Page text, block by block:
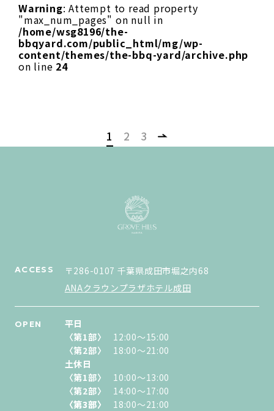
Warning: Attempt to read property
"max_num_pages" on null in
/home/wsg8196/the-
bbqyard.com/public_html/mg/wp-
content/themes/the-bbq-yard/archive.php
on line 24
1 2 3
ACCESS
〒286-0107 千葉県成田市堀之内68
ANAクラウンプラザホテル成田
OPEN 平日
土休日
〈第1部〉
〈第1部〉
12:00〜15:00
10:00〜13:00
〈第2部〉
〈第2部〉
18:00〜21:00
14:00〜17:00
〈第3部〉
〈第3部〉 18:00〜21:00